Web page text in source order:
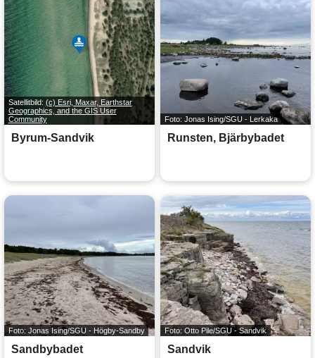
Satellitbild: (c) Esri, Maxar, Earthstar
Geographics, and the GIS User
Community
Byrum-Sandvik
Foto: Jonas Ising/SGU - Lerkaka
Runsten, Bjärbybadet
Foto: Jonas Ising/SGU - Högby-Sandby
Sandbybadet
Foto: Otto Pile/SGU - Sandvik
Sandvik